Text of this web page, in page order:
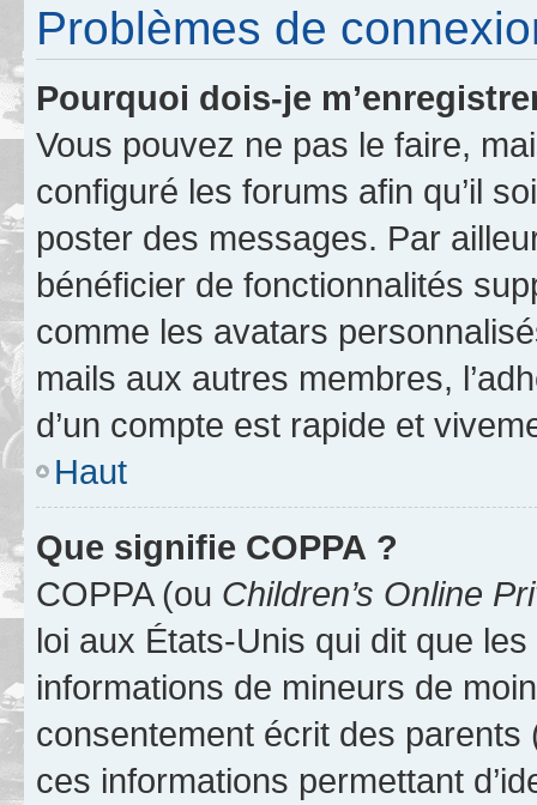
Problèmes de
Pourquoi dois-je
Vous pouvez ne pas le faire,
configuré les forums afin qu’il
poster des messages. Par
bénéficier de fonctionnalités
comme les avatars
mails aux autres membres,
d’un compte est rapide et
Haut
Que signifie COPPA ?
COPPA (ou Children’s Online
loi aux États-Unis qui dit que
informations de mineurs de
consentement écrit des parents
ces informations permettant